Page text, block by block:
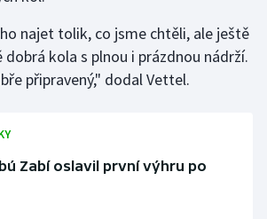
najet tolik, co jsme chtěli, ale ještě
kola s plnou i prázdnou nádrží.
připravený," dodal Vettel.
Zabí oslavil první výhru po